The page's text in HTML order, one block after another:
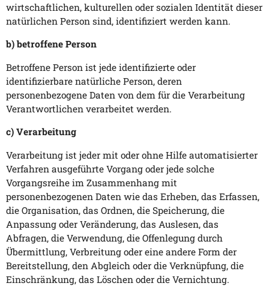
wirtschaftlichen, kulturellen oder sozialen Identität dieser
natürlichen Person sind, identifiziert werden kann.
b) betroffene Person
Betroffene Person ist jede identifizierte oder
identifizierbare natürliche Person, deren
personenbezogene Daten von dem für die Verarbeitung
Verantwortlichen verarbeitet werden.
c) Verarbeitung
Verarbeitung ist jeder mit oder ohne Hilfe automatisierter
Verfahren ausgeführte Vorgang oder jede solche
Vorgangsreihe im Zusammenhang mit
personenbezogenen Daten wie das Erheben, das Erfassen,
die Organisation, das Ordnen, die Speicherung, die
Anpassung oder Veränderung, das Auslesen, das
Abfragen, die Verwendung, die Offenlegung durch
Übermittlung, Verbreitung oder eine andere Form der
Bereitstellung, den Abgleich oder die Verknüpfung, die
Einschränkung, das Löschen oder die Vernichtung.